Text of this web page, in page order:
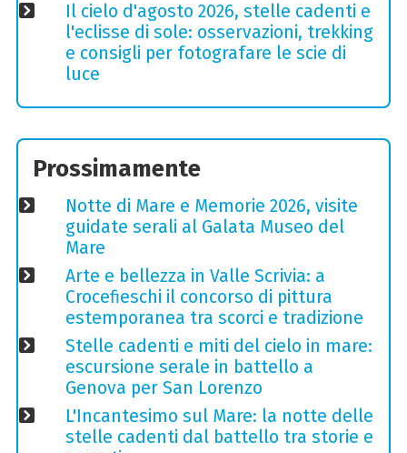
Il cielo d'agosto 2026, stelle cadenti e
l'eclisse di sole: osservazioni, trekking
e consigli per fotografare le scie di
luce
Prossimamente
Notte di Mare e Memorie 2026, visite
guidate serali al Galata Museo del
Mare
Arte e bellezza in Valle Scrivia: a
Crocefieschi il concorso di pittura
estemporanea tra scorci e tradizione
Stelle cadenti e miti del cielo in mare:
escursione serale in battello a
Genova per San Lorenzo
L'Incantesimo sul Mare: la notte delle
stelle cadenti dal battello tra storie e